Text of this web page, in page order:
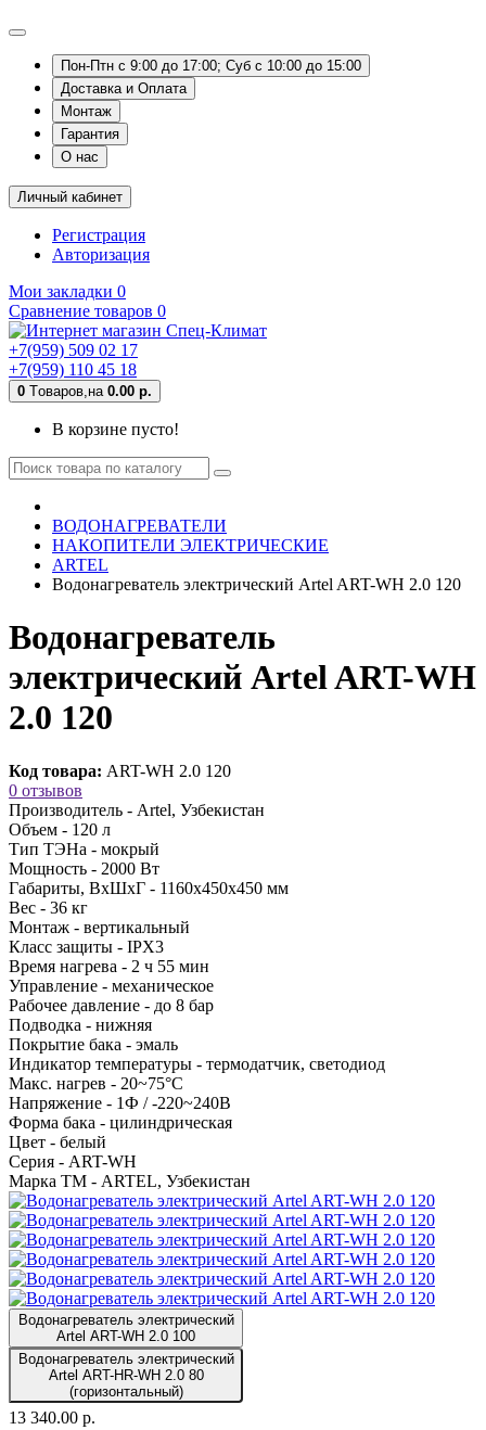
Пон-Птн с 9:00 до 17:00; Суб с 10:00 до 15:00
Доставка и Оплата
Монтаж
Гарантия
О нас
Личный кабинет
Регистрация
Авторизация
Мои закладки 0
Сравнение товаров 0
+7(959) 509 02 17
+7(959) 110 45 18
0 Tоваров,на 0.00 р.
В корзине пусто!
ВОДОНАГРЕВАТЕЛИ
НАКОПИТЕЛИ ЭЛЕКТРИЧЕСКИЕ
ARTEL
Водонагреватель электрический Artel ART-WH 2.0 120
Водонагреватель
электрический Artel ART-WH
2.0 120
Код товара: ART-WH 2.0 120
0 отзывов
Производитель - Artel, Узбекистан
Объем - 120 л
Тип ТЭНа - мокрый
Мощность - 2000 Вт
Габариты, ВхШхГ - 1160х450х450 мм
Вес - 36 кг
Монтаж - вертикальный
Класс защиты - IPX3
Время нагрева - 2 ч 55 мин
Управление - механическое
Рабочее давление - до 8 бар
Подводка - нижняя
Покрытие бака - эмаль
Индикатор температуры - термодатчик, светодиод
Макс. нагрев - 20~75°С
Напряжение - 1Ф / -220~240В
Форма бака - цилиндрическая
Цвет - белый
Серия - ART-WH
Марка ТМ - ARTEL, Узбекистан
Водонагреватель электрический
Artel ART-WH 2.0 100
Водонагреватель электрический
Artel ART-HR-WH 2.0 80
(горизонтальный)
13 340.00 р.